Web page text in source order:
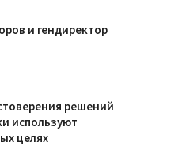
и гендиректор
решений
используют
целях